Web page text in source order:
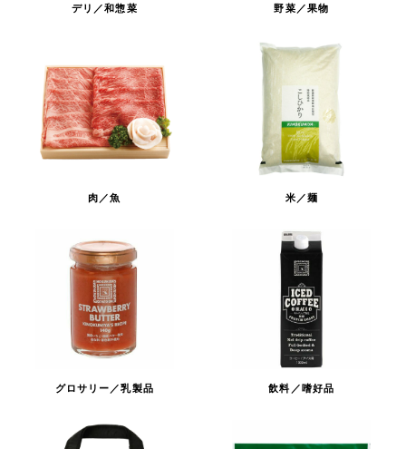
デリ／和惣菜 野菜／果物
肉／魚 米／麺
グロサリー／乳製品 飲料／嗜好品